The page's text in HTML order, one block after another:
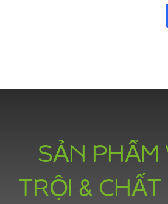
SẢN
TRỘI &